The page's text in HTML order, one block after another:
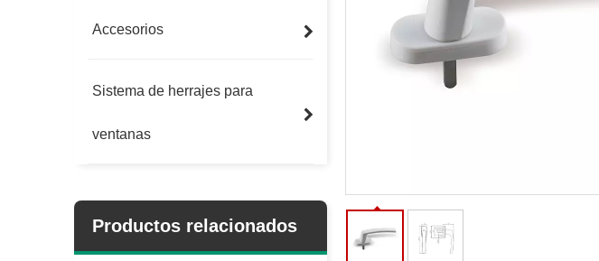
Accesorios
Sistema de herrajes para
ventanas
Productos relacionados